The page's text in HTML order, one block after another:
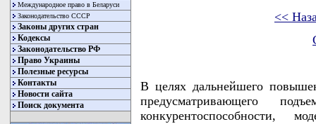
Международное право в Беларуси
Законодательство СССР
Законы других стран
Кодексы
Законодательство РФ
Право Украины
Полезные ресурсы
Контакты
Новости сайта
Поиск документа
<<
В целях дальнейшего
предусматривающего
конкурентоспособности,